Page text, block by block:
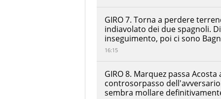
GIRO 8. Marquez passa
controsorpasso
sembra mollare
GIRO 7. Torna a perdere
indiavolato dei due spagnoli.
inseguimento, poi ci sono
16:15
Somkiat
Chantra
LCR
Honda
RITIRATO